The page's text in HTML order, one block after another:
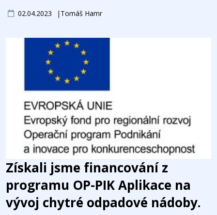
02.04.2023 Tomáš Hamr
Získali jsme financování z
programu OP-PIK Aplikace na
vývoj chytré odpadové nádoby.